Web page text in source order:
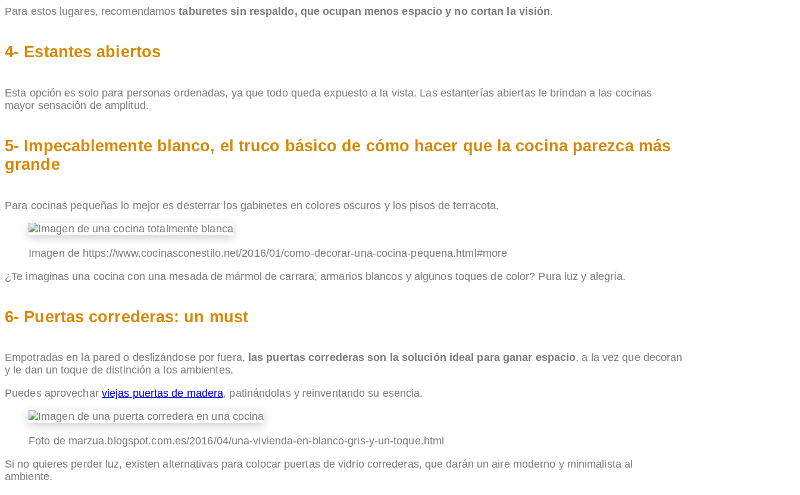
Para estos lugares, recomendamostaburetes sin respaldo, que ocupan menos espacio y no cortan la visión.
4- Estantes abiertos
Esta opción es solo para personas ordenadas, ya que todo queda expuesto a la vista. Las estanterías abiertas le brindan a las cocinas
mayor sensación de amplitud.
5- Impecablemente blanco, el truco básico de cómo hacer que la cocina parezca más
grande
Para cocinas pequeñas lo mejor es desterrar los gabinetes en colores oscuros y los pisos de terracota.
Imagen de https://www.cocinasconestilo.net/2016/01/como-decorar-una-cocina-pequena.html#more
¿Te imaginas una cocina con una mesada de mármol de carrara, armarios blancos y algunos toques de color? Pura luz y alegría.
6- Puertas correderas: un must
Empotradas en la pared o deslizándose por fuera, las puertas correderas son la solución ideal para ganar espacio, a la vez que decoran
y le dan un toque de distinción a los ambientes.
Puedes aprovechar viejas puertas de madera, patinándolas y reinventando su esencia.
Foto de marzua.blogspot.com.es/2016/04/una-vivienda-en-blanco-gris-y-un-toque.html
Si no quieres perder luz, existen alternativas para colocar puertas de vidrio correderas, que darán un aire moderno y minimalista al
ambiente.